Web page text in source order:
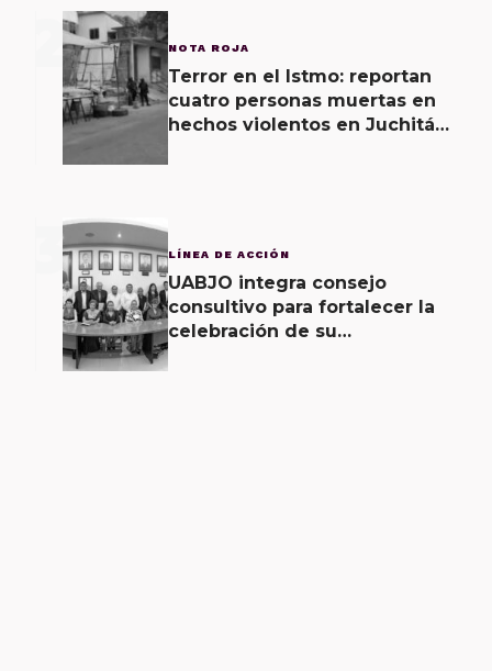
2 NOTA ROJA
Terror en el Istmo: reportan
cuatro personas muertas en
hechos violentos en Juchitán
3 LÍNEA DE ACCIÓN
UABJO integra consejo
consultivo para fortalecer la
celebración de su